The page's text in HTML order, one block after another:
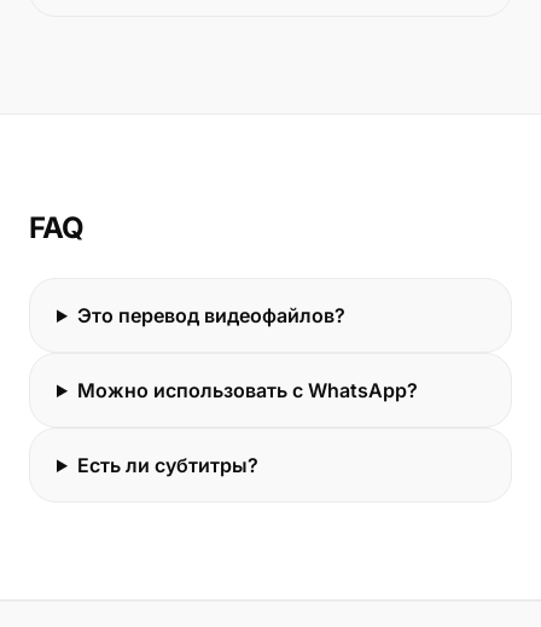
FAQ
Это перевод видеофайлов?
Можно использовать с WhatsApp?
Есть ли субтитры?